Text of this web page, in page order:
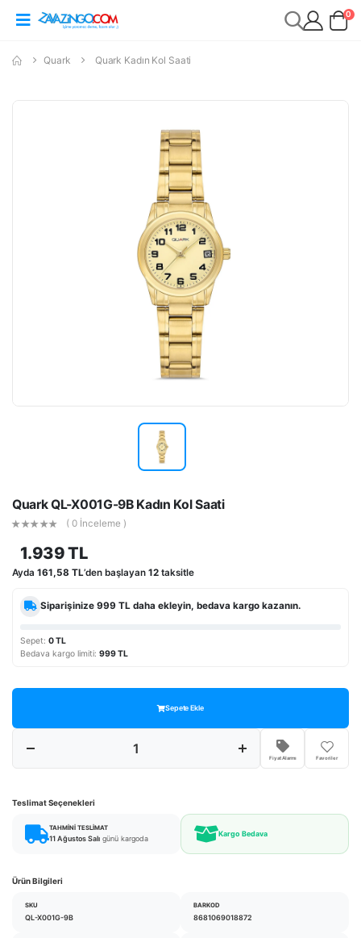
0
Quark Quark Kadın Kol Saati
Quark QL-X001G-9B Kadın Kol Saati
( 0 İnceleme )
1.939 TL
Ayda 161,58 TL’den başlayan 12 taksitle
Siparişinize999 TL daha ekleyin, bedava kargo kazanın.
Sepet: 0 TL
Bedava kargo limiti: 999 TL
Sepete Ekle
Fiyat Alarmı Favoriler
Teslimat Seçenekleri
TAHMINI TESLIMAT
11 Ağustos Salı günü kargoda
Kargo Bedava
Ürün Bilgileri
SKU
QL-X001G-9B
BARKOD
8681069018872